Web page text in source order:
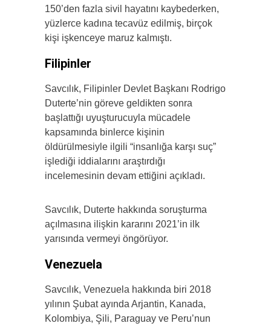
150’den fazla sivil hayatını kaybederken,
yüzlerce kadına tecavüz edilmiş, birçok
kişi işkenceye maruz kalmıştı.
Filipinler
Savcılık, Filipinler Devlet Başkanı Rodrigo
Duterte’nin göreve geldikten sonra
başlattığı uyuşturucuyla mücadele
kapsamında binlerce kişinin
öldürülmesiyle ilgili “insanlığa karşı suç”
işlediği iddialarını araştırdığı
incelemesinin devam ettiğini açıkladı.
Savcılık, Duterte hakkında soruşturma
açılmasına ilişkin kararını 2021’in ilk
yarısında vermeyi öngörüyor.
Venezuela
Savcılık, Venezuela hakkında biri 2018
yılının Şubat ayında Arjantin, Kanada,
Kolombiya, Şili, Paraguay ve Peru’nun